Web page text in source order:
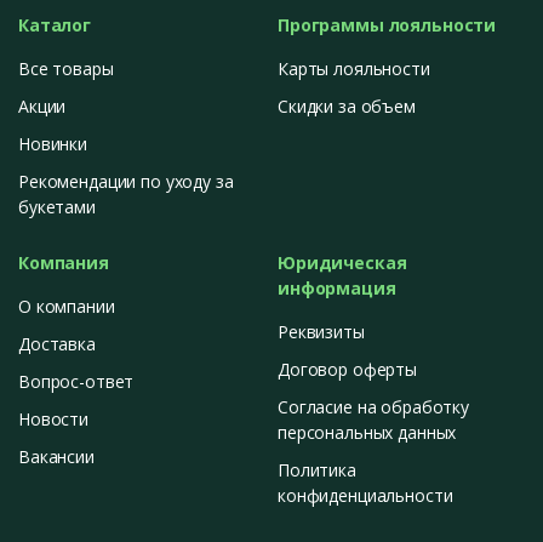
Каталог
Все товары
Акции
Новинки
Рекомендации по уходу за
букетами
Программы лояльности
Карты лояльности
Скидки за объем
Компания
О компании
Доставка
Вопрос-ответ
Новости
Вакансии
Юридическая
информация
Реквизиты
Договор оферты
Согласие на обработку
персональных данных
Политика
конфиденциальности